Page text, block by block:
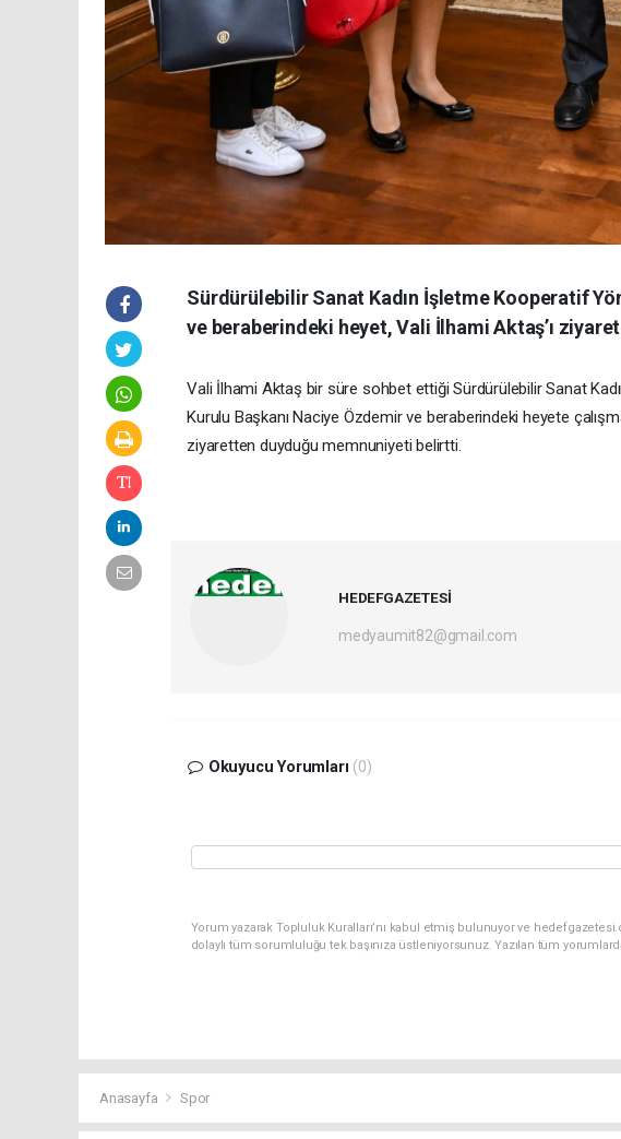
Sürdürülebilir Sanat Kadın İşletme Kooperatif
ve beraberindeki heyet, Vali İlhami Aktaş’ı
Vali İlhami Aktaş bir süre sohbet ettiği Sürdürülebilir Sanat
Kurulu Başkanı Naciye Özdemir ve beraberindeki heyete
ziyaretten duyduğu memnuniyeti belirtti.
HEDEFGAZETESİ
medyaumit82@gmail.com
Okuyucu Yorumları (0)
Yorum yazarak Topluluk Kuralları’nı kabul etmiş bulunuyor ve
dolaylı tüm sorumluluğu tek başınıza üstleniyorsunuz. Yazılan tüm
Anasayfa Spor